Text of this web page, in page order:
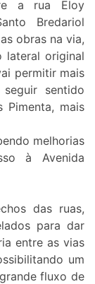
a rua Eloy
Bredariol
obras na via,
lateral original
permitir mais
sentido
Pimenta, mais
melhorias
à Avenida
das ruas,
para dar
entre as vias
um
fluxo de